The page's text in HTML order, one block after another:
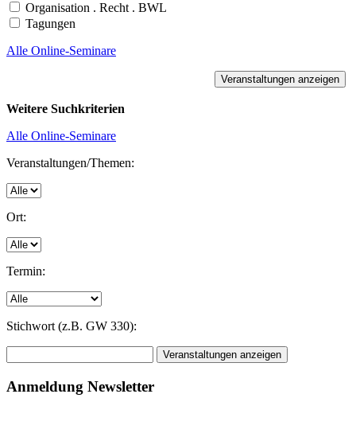
Organisation . Recht . BWL
Tagungen
Alle Online-Seminare
Weitere Suchkriterien
Alle Online-Seminare
Veranstaltungen/Themen:
Ort:
Termin:
Stichwort (z.B. GW 330):
Anmeldung Newsletter